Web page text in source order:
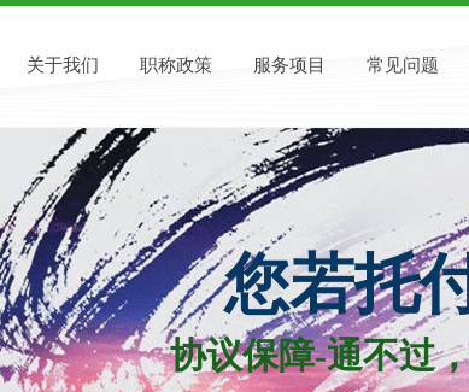
关于我们 职称政策 服务项目 常见问题
您若托
协议保障-通不过